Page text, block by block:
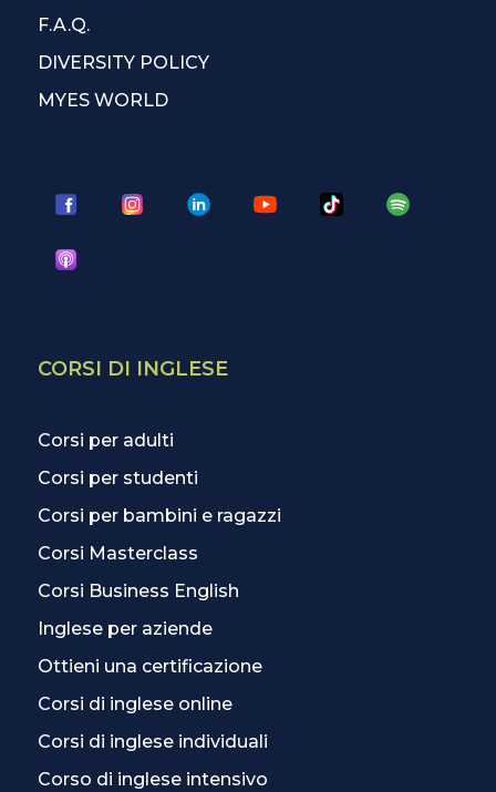
F.A.Q.
DIVERSITY POLICY
MYES WORLD
CORSI DI INGLESE
Corsi per adulti
Corsi per studenti
Corsi per bambini e ragazzi
Corsi Masterclass
Corsi Business English
Inglese per aziende
Ottieni una certificazione
Corsi di inglese online
Corsi di inglese individuali
Corso di inglese intensivo